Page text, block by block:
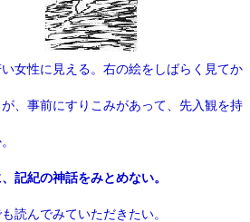
女性に見える。右の絵をしばらく見てか
、事前にすりこみがあって、先入観を持
記紀の神話をみとめない。
読んでみていただきたい。